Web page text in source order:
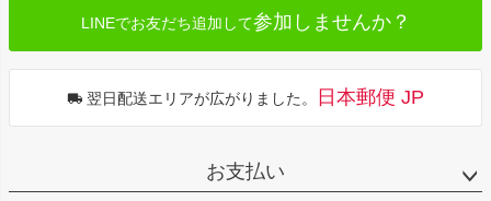
LINEでお友だち追加して参加しませんか？
翌日配送エリアが広がりました。 日本郵便 JP
お支払い